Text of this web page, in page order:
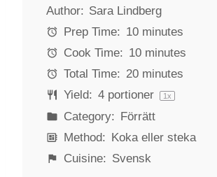
t
r
t
a
r
s
t
a
r
s
t
a
r
s
t
a
Author: Sara Lindberg
Prep Time: 10 minutes
Cook Time: 10 minutes
Total Time: 20 minutes
Yield: 4portioner 1x
Category: Förrätt
Method: Koka eller steka
Cuisine: Svensk